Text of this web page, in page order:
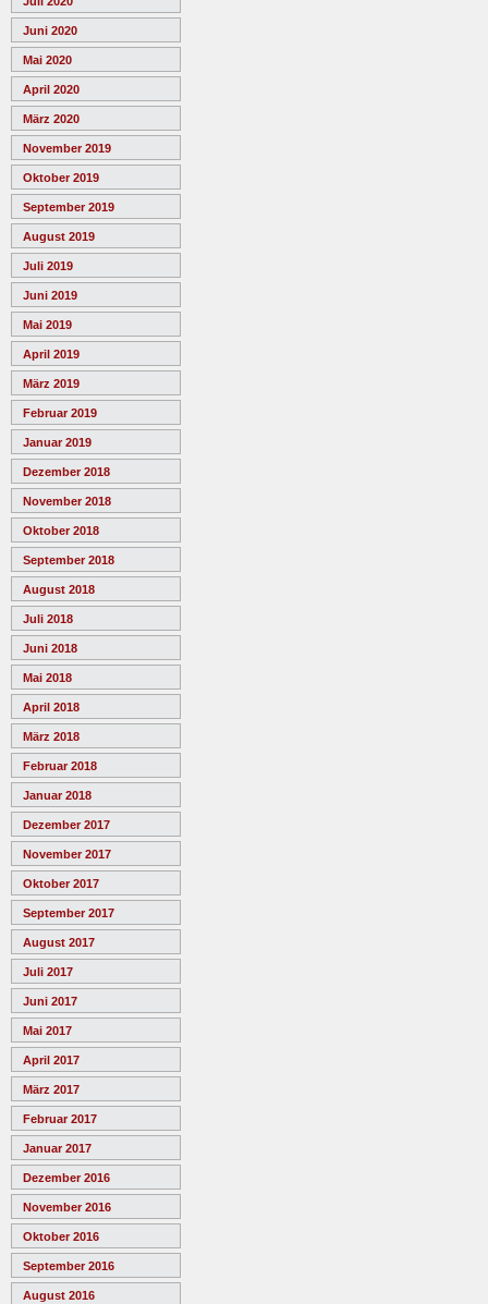
Juni 2020
Mai 2020
April 2020
März 2020
November 2019
Oktober 2019
September 2019
August 2019
Juli 2019
Juni 2019
Mai 2019
April 2019
März 2019
Februar 2019
Januar 2019
Dezember 2018
November 2018
Oktober 2018
September 2018
August 2018
Juli 2018
Juni 2018
Mai 2018
April 2018
März 2018
Februar 2018
Januar 2018
Dezember 2017
November 2017
Oktober 2017
September 2017
August 2017
Juli 2017
Juni 2017
Mai 2017
April 2017
März 2017
Februar 2017
Januar 2017
Dezember 2016
November 2016
Oktober 2016
September 2016
August 2016